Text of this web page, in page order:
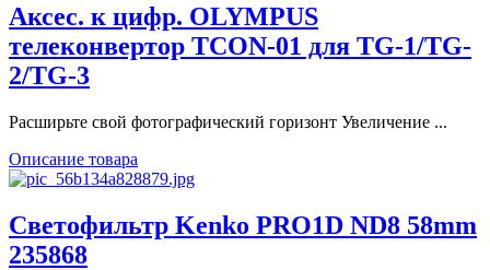
Аксес. к цифр. OLYMPUS
телеконвертор TCON-01 для TG-1/TG-
2/TG-3
Расширьте свой фотографический горизонт Увеличение ...
Описание товара
Светофильтр Kenko PRO1D ND8 58mm
235868